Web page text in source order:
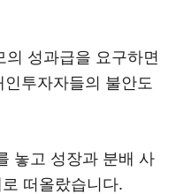
성과급을 요구하면
투자자들의 불안도
놓고 성장과 분배 사
떠올랐습니다.